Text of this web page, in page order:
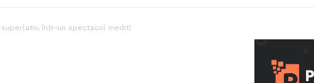
într-un spectacol inedit!